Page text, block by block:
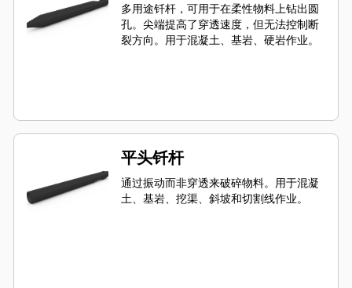
多用途钎杆，可用于在柔性物料上钻出圆
孔。尖端提高了穿透速度，但无法控制断
裂方向。用于混凝土、基岩、硬岩作业。
平头钎杆
通过振动而非穿透来破碎物料。用于混凝
土、基岩、挖渠、斜坡和切割线作业。